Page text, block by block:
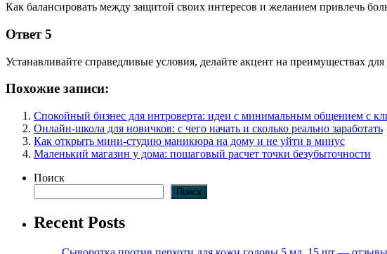
Как балансировать между защитой своих интересов и желанием привлечь
Ответ 5
Устанавливайте справедливые условия, делайте акцент на преимуществах
Похожие записи:
Спокойный бизнес для интроверта: идеи с минимальным общением с
Онлайн-школа для новичков: с чего начать и сколько реально заработать
Как открыть мини-студию маникюра на дому и не уйти в минус
Маленький магазин у дома: пошаговый расчет точки безубыточности
Поиск
Поиск
Recent Posts